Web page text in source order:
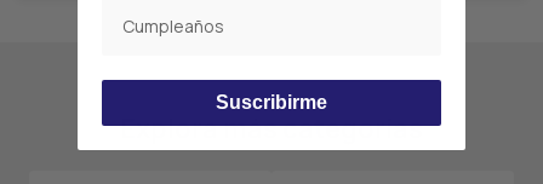
Explora más categorías
Suscribirme